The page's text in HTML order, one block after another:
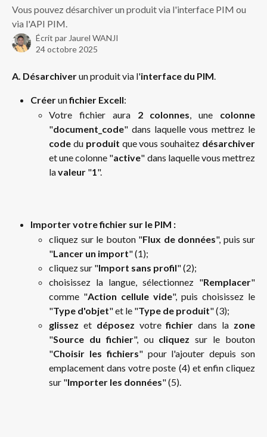
Vous pouvez désarchiver un produit via l'interface PIM ou
via l'API PIM.
Écrit par Jaurel WANJI
24 octobre 2025
A. Désarchiver un produit via l'interface du PIM.
Créer un fichier Excell:
Votre fichier aura 2 colonnes, une colonne
"document_code" dans laquelle vous mettrez le
code du produit que vous souhaitez désarchiver
et une colonne "active" dans laquelle vous mettrez
lavaleur "1".
Importer votre fichier sur le PIM :
cliquez sur le bouton "Flux de données", puis sur
"Lancer un import" (1);
cliquez sur "Import sans profil" (2);
choisissez la langue, sélectionnez "Remplacer"
comme "Action cellule vide", puis choisissez le
"Type d'objet" et le "Type de produit" (3);
glissez et déposez votrefichierdans la zone
"Source du fichier", ou cliquez sur le bouton
"Choisir les fichiers" pour l'ajouter depuis son
emplacement dans votre poste (4) et enfin cliquez
sur "Importer les données" (5).